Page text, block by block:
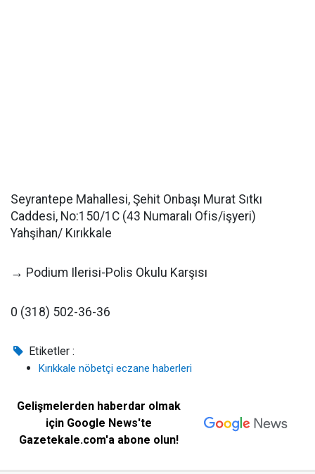
Seyrantepe Mahallesi, Şehit Onbaşı Murat Sıtkı
Caddesi, No:150/1C (43 Numaralı Ofis/işyeri)
Yahşihan/ Kırıkkale
→ Podium Ilerisi-Polis Okulu Karşısı
0 (318) 502-36-36
Etiketler :
Kırıkkale nöbetçi eczane haberleri
Gelişmelerden haberdar olmak
için Google News'te
Gazetekale.com'a abone olun!